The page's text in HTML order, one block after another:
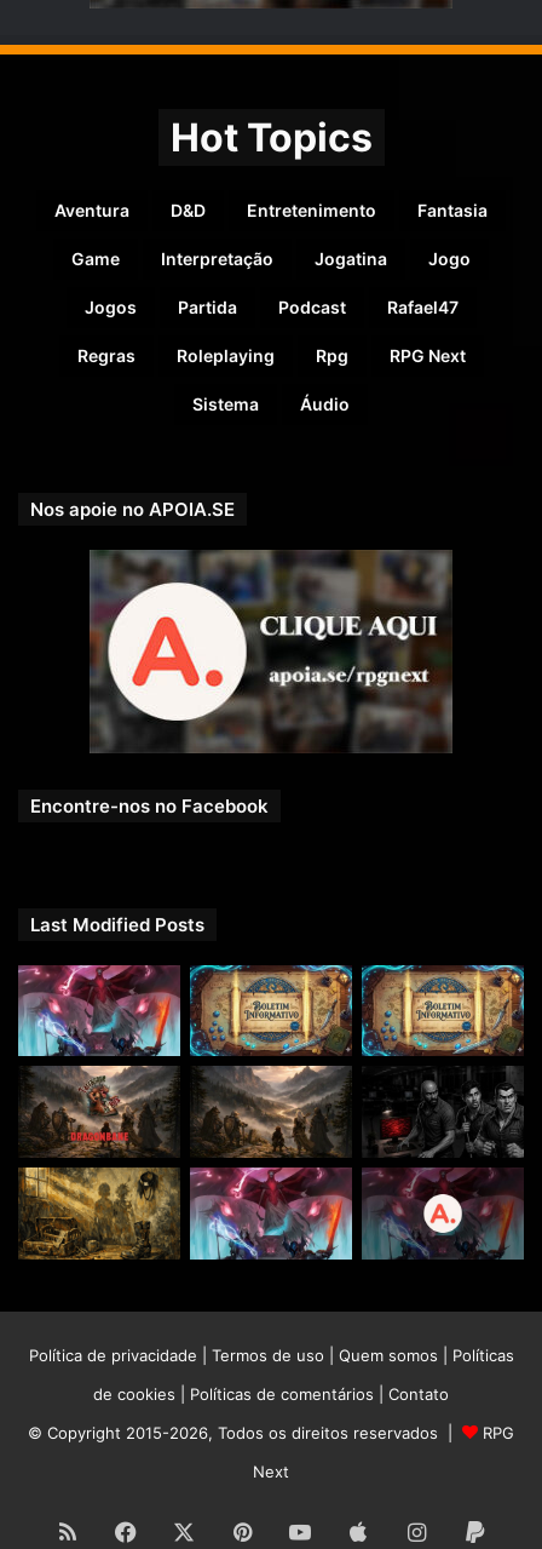
Hot Topics
Aventura D&D Entretenimento Fantasia
Game Interpretação Jogatina Jogo
Jogos Partida Podcast Rafael47
Regras Roleplaying Rpg RPG Next
Sistema Áudio
Nos apoie no APOIA.SE
Encontre-nos no Facebook
Last Modified Posts
Política de privacidade Termos de uso Quem somos
Políticas
de cookies
Políticas de comentários
Contato
© Copyright 2015-2026, Todos os direitos reservados |
RPG
Next
RSS Facebook PinterestYouTubeAppleInstagram